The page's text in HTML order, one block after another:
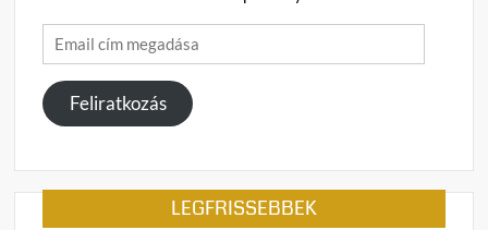
Email
cím
megadása
Feliratkozás
LEGFRISSEBBEK